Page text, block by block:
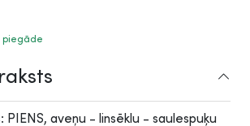
piegāde
PIENS, aveņu - linsēklu - saulespuķu